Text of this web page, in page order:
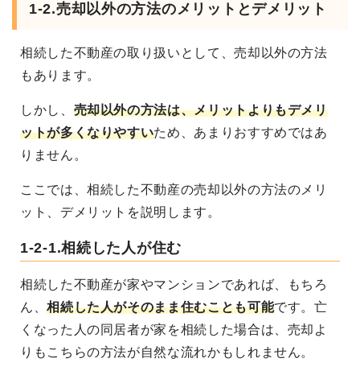
1-2.売却以外の方法のメリットとデメリット
相続した不動産の取り扱いとして、売却以外の方法
もあります。
しかし、 売却以外の方法は、メリットよりもデメリ
ットが多くなりやすいため、あまりおすすめではあ
りません。
ここでは、相続した不動産の売却以外の方法のメリ
ット、デメリットを説明します。
1-2-1.相続した人が住む
相続した不動産が家やマンションであれば、もちろ
ん、相続した人がそのまま住むことも可能です。亡
くなった人の同居者が家を相続した場合は、売却よ
りもこちらの方法が自然な流れかもしれません。